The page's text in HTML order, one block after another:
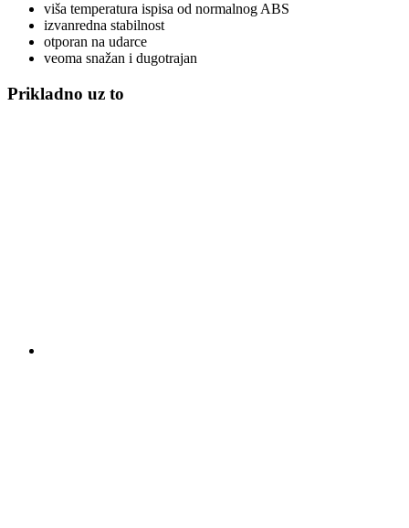
viša temperatura ispisa od normalnog ABS
izvanredna stabilnost
otporan na udarce
veoma snažan i dugotrajan
Prikladno uz to